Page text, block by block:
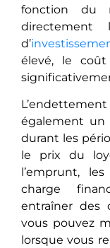
fonction du
d’
élevé, le
également un
durant les
le prix du
l’emprunt,
charge
entraîner des
vous pouvez
lorsque vous